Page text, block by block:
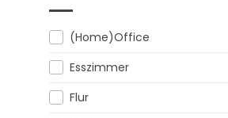
(Home)Office
Esszimmer
Flur